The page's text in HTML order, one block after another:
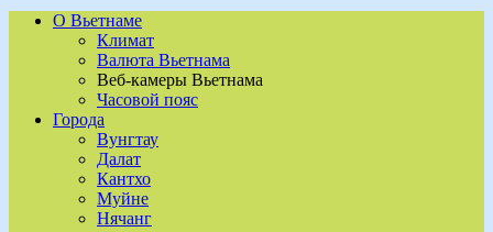
О Вьетнаме
Климат
Валюта Вьетнама
Веб-камеры Вьетнама
Часовой пояс
Города
Вунгтау
Далат
Кантхо
Муйне
Нячанг